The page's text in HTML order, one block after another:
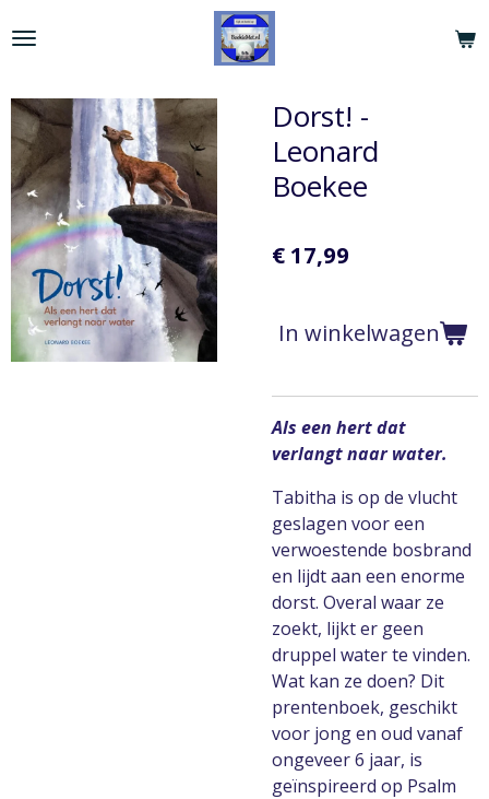
direct
de
hoofdinhoud
Dorst! -
Leonard
Boekee
€ 17,99
In winkelwagen
Als een hert dat
verlangt naar water.
Tabitha is op de vlucht
geslagen voor een
verwoestende bosbrand
en lijdt aan een enorme
dorst. Overal waar ze
zoekt, lijkt er geen
druppel water te vinden.
Wat kan ze doen? Dit
prentenboek, geschikt
voor jong en oud vanaf
ongeveer 6 jaar, is
geïnspireerd op Psalm